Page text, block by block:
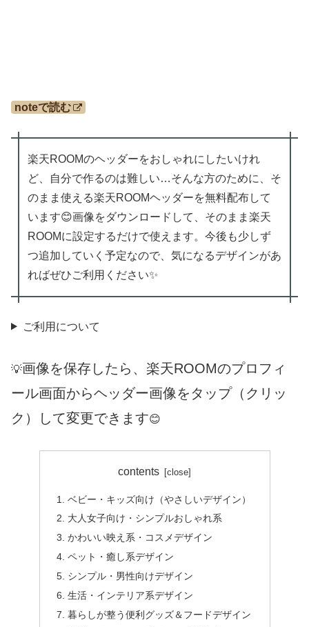
noteで読む
楽天ROOMのヘッダーをおしゃれにしたいけれ
ど、自分で作るのは難しい…そんな方のために、そ
のまま使える楽天ROOMヘッダーを無料配布して
います😊画像をダウンロードして、そのまま楽天
ROOMに設定するだけで使えます。今後も少しず
つ追加していく予定なので、気になるデザインがあ
ればぜひご利用ください✨
ご利用について
💡画像を保存したら、楽天ROOMのプロフィ
ール画面からヘッダー画像をタップ（クリッ
ク）して変更できます😊
contents
ベビー・キッズ向け（やさしいデザイン）
大人女子向け・シンプルおしゃれ系
かわいい映え系・コスメデザイン
ペット・癒し系デザイン
シンプル・男性向けデザイン
生活・インテリア系デザイン
暮らしが整う便利グッズ＆フードデザイン